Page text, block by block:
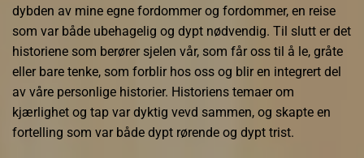
dybden av mine egne fordommer og fordommer, en reise
som var både ubehagelig og dypt nødvendig. Til slutt er det
historiene som berører sjelen vår, som får oss til å le, gråte
eller bare tenke, som forblir hos oss og blir en integrert del
av våre personlige historier. Historiens temaer om
kjærlighet og tap var dyktig vevd sammen, og skapte en
fortelling som var både dypt rørende og dypt trist.